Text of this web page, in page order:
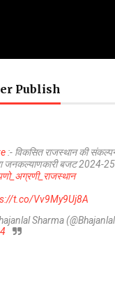
Publish
:- विकसित राजस्थान की
जनकल्याणकारी बजट 2024-25
t.co/Vv9My9Uj8A
Sharma